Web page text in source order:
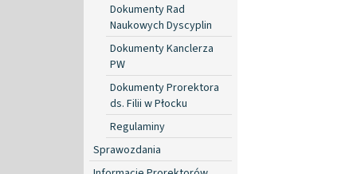
Dokumenty Rad
Naukowych Dyscyplin
Dokumenty Kanclerza
PW
Dokumenty Prorektora
ds. Filii w Płocku
Regulaminy
Sprawozdania